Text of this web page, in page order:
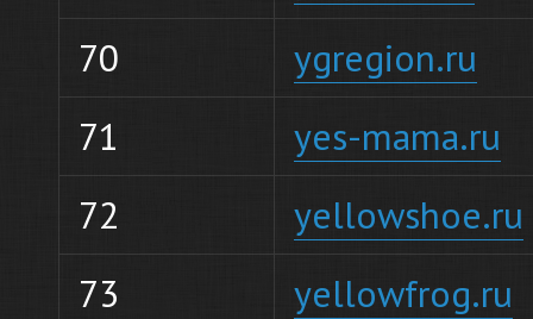
70
ygregion.ru
71
yes-mama.ru
72
yellowshoe.ru
73
yellowfrog.ru